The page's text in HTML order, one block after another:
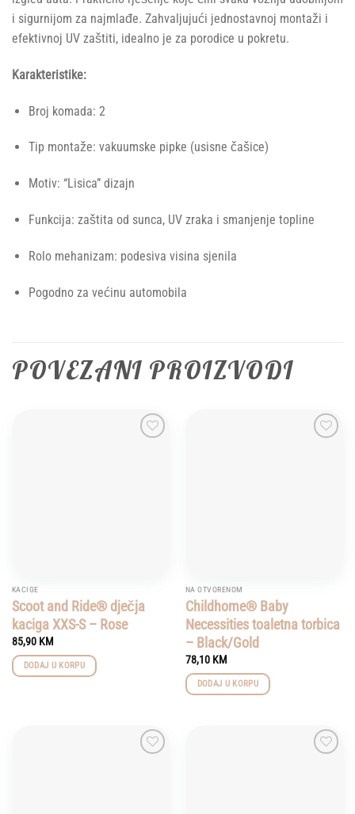
i sigurnijom za najmlađe. Zahvaljujući jednostavnoj montaži i
efektivnoj UV zaštiti, idealno je za porodice u pokretu.
Karakteristike:
Broj komada: 2
Tip montaže: vakuumske pipke (usisne čašice)
Motiv: “Lisica” dizajn
Funkcija: zaštita od sunca, UV zraka i smanjenje topline
Rolo mehanizam: podesiva visina sjenila
Pogodno za većinu automobila
POVEZANI PROIZVODI
KACIGE
Scoot and Ride® dječja
kaciga XXS-S – Rose
85,90 KM
DODAJ U KORPU
NA OTVORENOM
Childhome® Baby
Necessities toaletna torbica
– Black/Gold
78,10 KM
DODAJ U KORPU